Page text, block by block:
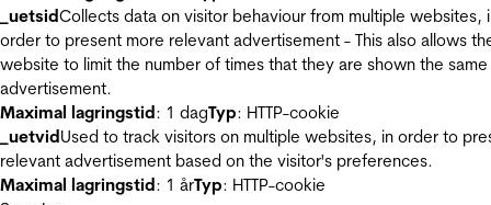
_uetsidCollects data on visitor behaviour from multiple websites,
order to present more relevant advertisement - This also allows
website to limit the number of times that they are shown the same
advertisement.
Maximal lagringstid: 1 dagTyp: HTTP-cookie
_uetvidUsed to track visitors on multiple websites, in order to
relevant advertisement based on the visitor's preferences.
Maximal lagringstid: 1 årTyp: HTTP-cookie